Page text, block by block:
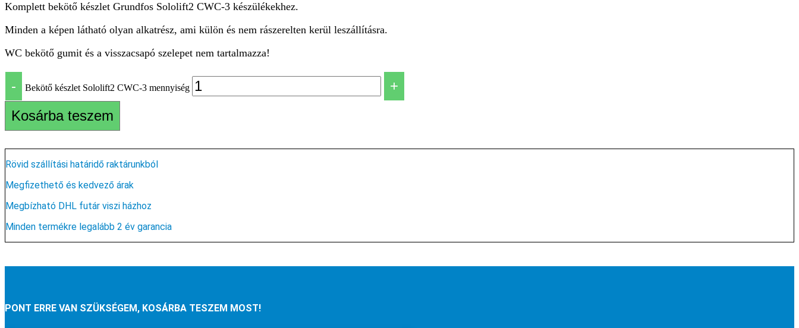
Komplett bekötő készlet Grundfos Sololift2 CWC-3 készülékekhez.
Minden a képen látható olyan alkatrész, ami külön és nem rászerelten kerül leszállításra.
WC bekötő gumit és a visszacsapó szelepet nem tartalmazza!
- Bekötő készlet Sololift2 CWC-3 mennyiség
+
Kosárba teszem
Rövid szállítási határidő raktárunkból
Megfizethető és kedvező árak
Megbízható DHL futár viszi házhoz
Minden termékre legalább 2 év garancia
PONT ERRE VAN SZÜKSÉGEM, KOSÁRBA TESZEM MOST!